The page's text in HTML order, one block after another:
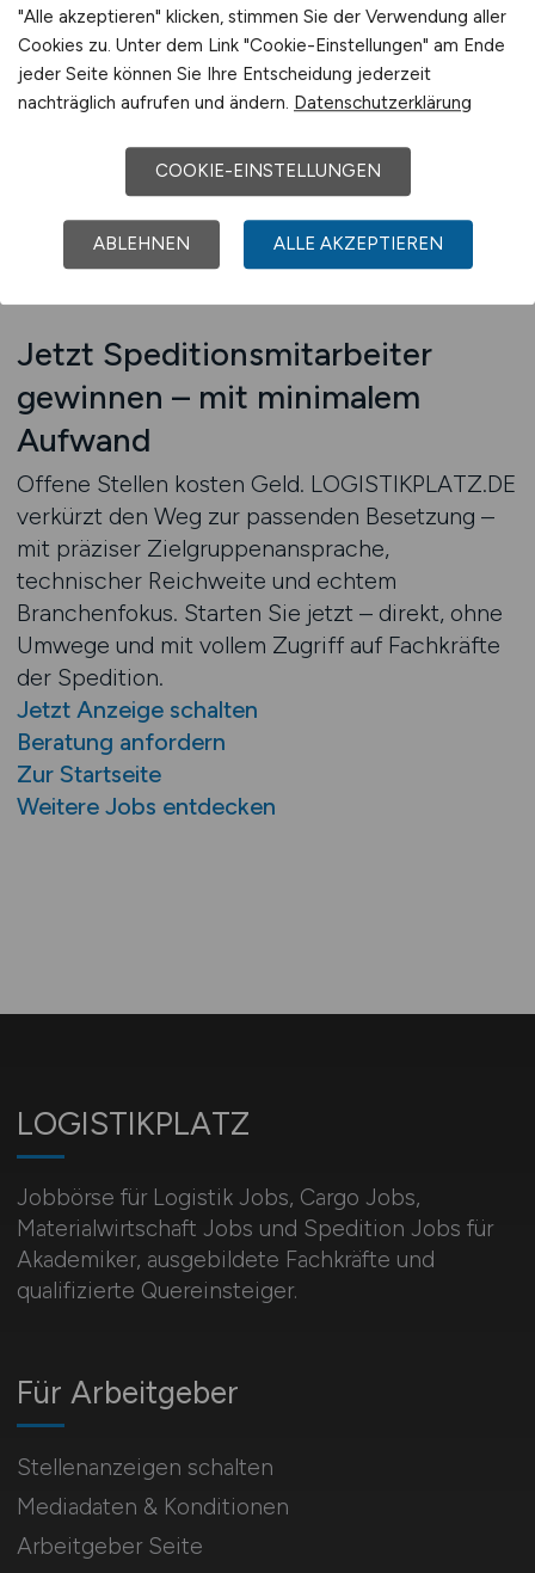
Ein Bewerber, der auf LOGISTIKPLATZ.DE
sucht, suchtkeine beliebige Stelle, sondern eine
Position in der Logistik. Unsere Plattform
und Supply Chain – kein Mischumfeld, kein
inhaltlicher Leerlauf. Das schafft Vertrauen,
Relevanz und Wirkung. Ihre Anzeige wird dort
gesehen, woJobs für Speditionsmitarbeiter
Jetzt Speditionsmitarbeiter
gewinnen – mit minimalem
Aufwand
Offene Stellen kosten Geld. LOGISTIKPLATZ.DE
verkürzt den Weg zur passenden Besetzung –
mit präziser Zielgruppenansprache,
technischer Reichweite und echtem
Branchenfokus. Starten Sie jetzt – direkt, ohne
Umwege und mit vollem Zugriff auf Fachkräfte
der Spedition.
Jetzt Anzeige schalten
Beratung anfordern
Zur Startseite
Weitere Jobs entdecken
LOGISTIKPLATZ
Jobbörse für Logistik Jobs, Cargo Jobs,
Materialwirtschaft Jobs und Spedition Jobs für
Akademiker, ausgebildete Fachkräfte und
qualifizierte Quereinsteiger.
Für Arbeitgeber
Stellenanzeigen schalten
Mediadaten & Konditionen
Arbeitgeber Seite
"Alle akzeptieren" klicken, stimmen Sie der Verwendung aller
Cookies zu. Unter dem Link "Cookie-Einstellungen" am Ende
jeder Seite können Sie Ihre Entscheidung jederzeit
nachträglich aufrufen und ändern. Datenschutzerklärung
COOKIE-EINSTELLUNGEN
ABLEHNEN ALLE AKZEPTIEREN